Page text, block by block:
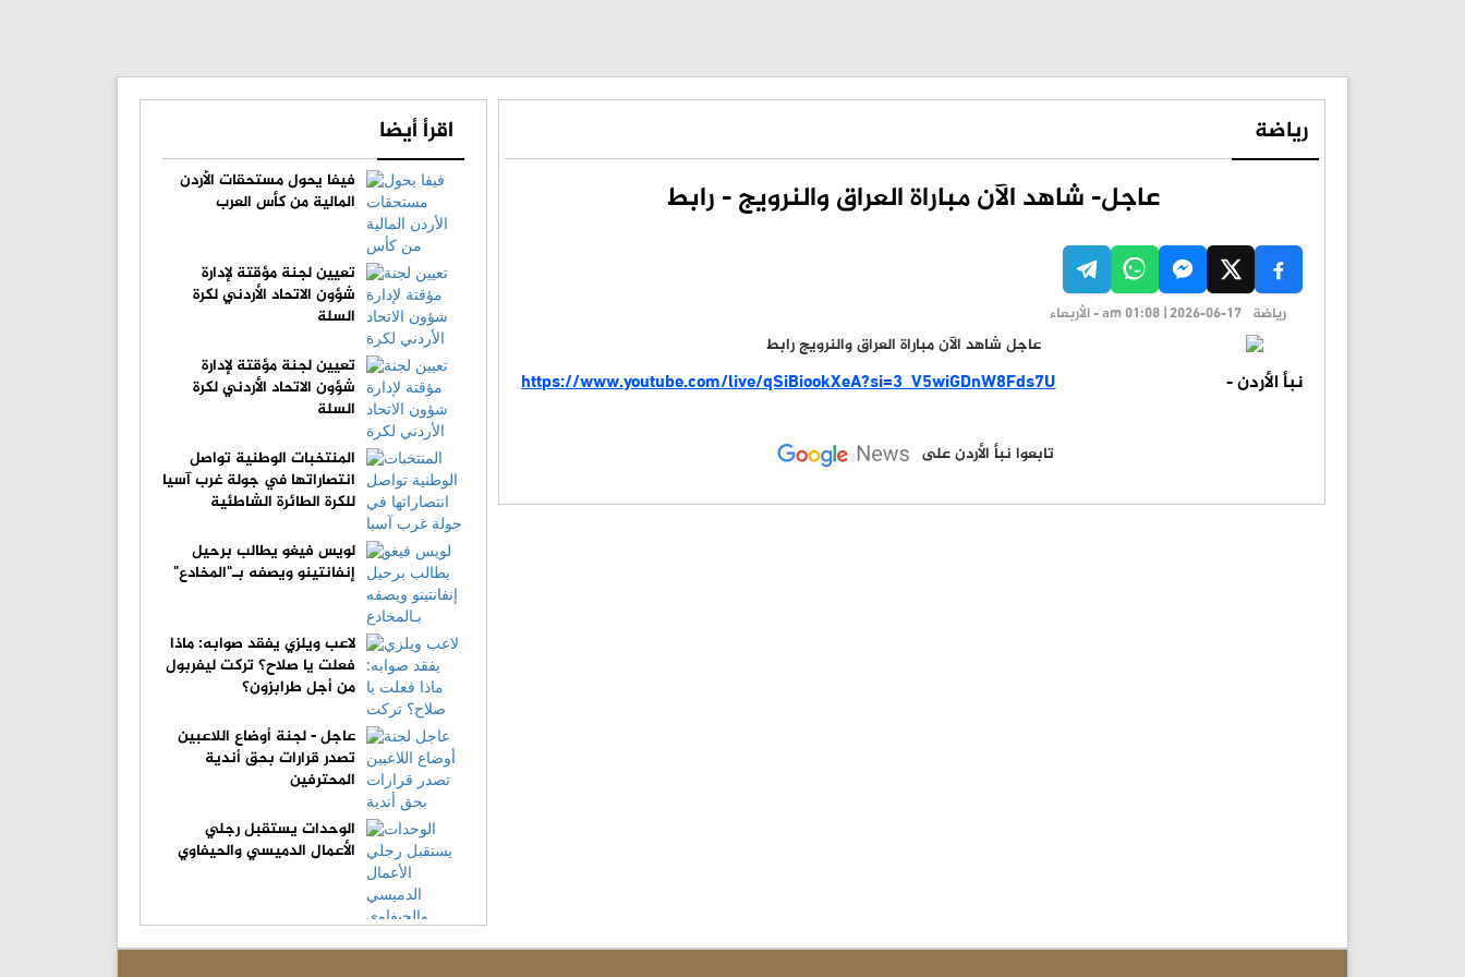
رياضة
عاجل- شاهد الآن مباراة العراق والنرويج - رابط
رياضة am 01:08 | 2026-06-17 - الأربعاء
نبأ الأردن - https://www.youtube.com/live/qSiBiookXeA?si=3_V5wiGDnW8Fds7U
تابعوا نبأ الأردن على
اقرأ أيضا
فيفا يحول مستحقات الأردن
المالية من كأس العرب
تعيين لجنة مؤقتة لإدارة
شؤون الاتحاد الأردني لكرة
السلة
تعيين لجنة مؤقتة لإدارة
شؤون الاتحاد الأردني لكرة
السلة
المنتخبات الوطنية تواصل
انتصاراتها في جولة غرب آسيا
للكرة الطائرة الشاطئية
لويس فيغو يطالب برحيل
إنفانتينو ويصفه بـ"المخادع"
لاعب ويلزي يفقد صوابه: ماذا
فعلت يا صلاح؟ تركت ليفربول
من أجل طرابزون؟
عاجل - لجنة أوضاع اللاعبين
تصدر قرارات بحق أندية
المحترفين
الوحدات يستقبل رجلي
الأعمال الدميسي والحيفاوي